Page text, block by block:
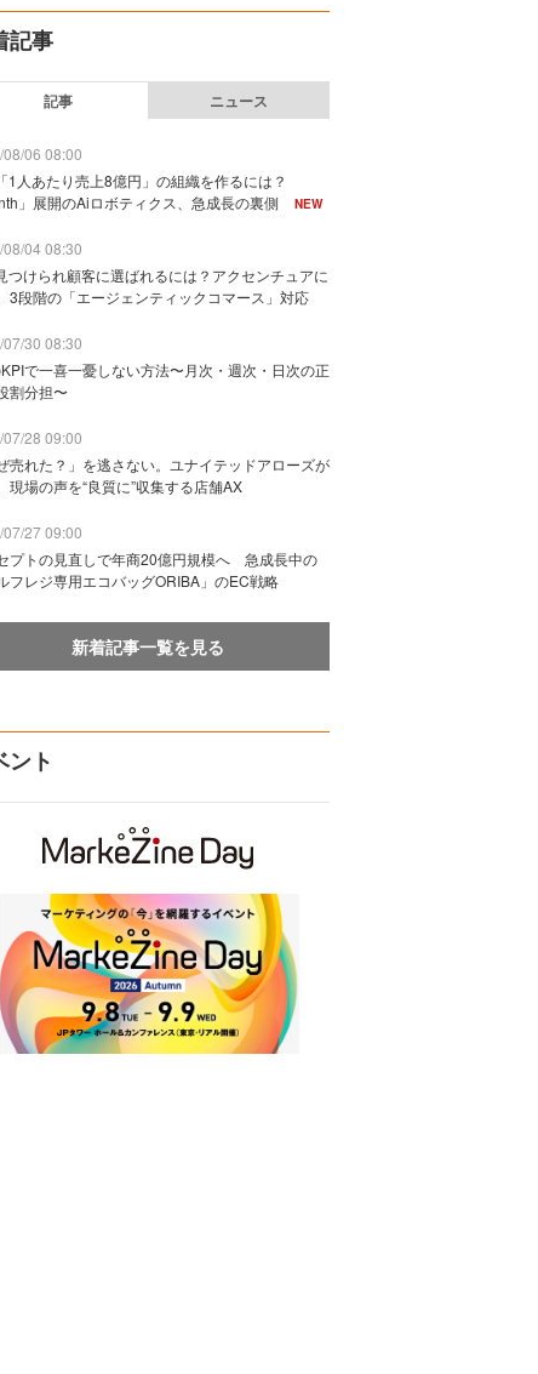
記事
記事 ニュース
06 08:00
1人あたり売上8億円」の組織を作るには？
」展開のAiロボティクス、急成長の裏側
NEW
04 08:30
つけられ顧客に選ばれるには？アクセンチュアに
3段階の「エージェンティックコマース」対応
30 08:30
で一喜一憂しない方法〜月次・週次・日次の正
割分担〜
28 09:00
売れた？」を逃さない。ユナイテッドアローズが
現場の声を“良質に”収集する店舗AX
27 09:00
プトの見直しで年商20億円規模へ 急成長中の
フレジ専用エコバッグORIBA」のEC戦略
新着記事一覧を見る
ント